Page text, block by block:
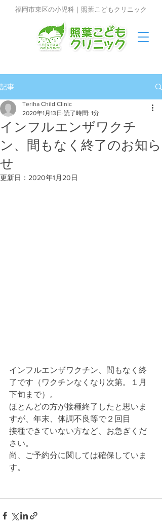
福岡市東区の小児科｜照葉こどもクリニック
記事
インフルエンザワクチ
ン、間もなく終了のお知ら
せ
Teriha Child Clinic
2020年1月13日 読了時間: 1分
更新日： 2020年1月20日
インフルエンザワクチン、間もなく終
了です（ワクチンなくなり次第。１月
下旬まで）。
ほとんどの方が接種終了したと思いま
すが、年末、体調不良等で２回目
接種できていない方など、お急ぎくだ
さい。
尚、ご予約分に関しては確保していま
す。